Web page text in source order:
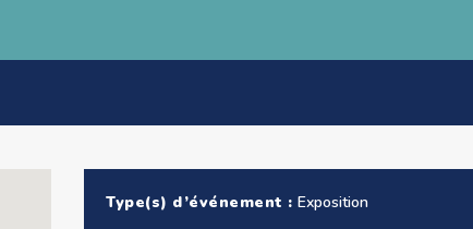
Type(s) d’événement : Exposition